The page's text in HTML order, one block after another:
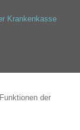
Krankenkasse
der